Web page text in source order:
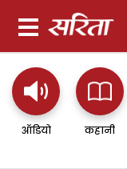
ऑडियो कहानी